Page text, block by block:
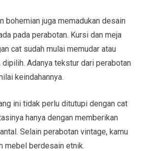
bohemian juga memadukan desain
pada perabotan. Kursi dan meja
cat sudah mulai memudar atau
Adanya tekstur dari perabotan
keindahannya.
ini tidak perlu ditutupi dengan cat
hanya dengan memberikan
Selain perabotan vintage, kamu
mebel berdesain etnik.